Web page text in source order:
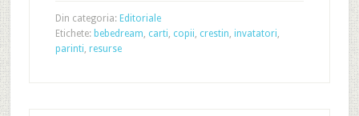
Din categoria: Editoriale
Etichete: bebedream, carti, copii, crestin, invatatori,
parinti, resurse